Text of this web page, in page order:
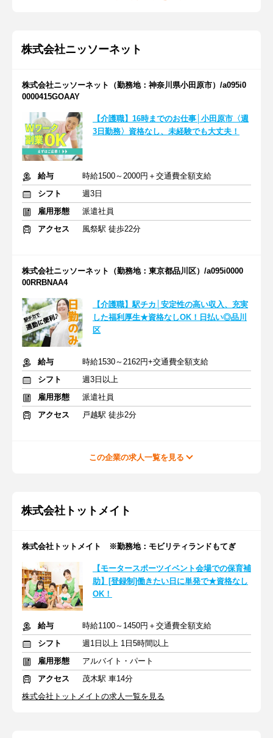
株式会社ニッソーネット
株式会社ニッソーネット（勤務地：神奈川県小田原市）/a095i0
0000415GOAAY
【介護職】16時までのお仕事│小田原市〈週
3日勤務〉資格なし、未経験でも大丈夫！
給与
時給1500～2000円＋交通費全額支給
シフト
週3日
雇用形態
派遣社員
アクセス
風祭駅 徒歩22分
株式会社ニッソーネット（勤務地：東京都品川区）/a095i0000
00RRBNAA4
【介護職】駅チカ│安定性の高い収入、充実
した福利厚生★資格なしOK！日払い◎品川
区
給与
時給1530～2162円+交通費全額支給
シフト
週3日以上
雇用形態
派遣社員
アクセス
戸越駅 徒歩2分
この企業の求人一覧を見る
株式会社トットメイト
株式会社トットメイト ※勤務地：モビリティランドもてぎ
【モータースポーツイベント会場での保育補
助】[登録制]働きたい日に単発で★資格なし
OK！
給与
時給1100～1450円＋交通費全額支給
シフト
週1日以上 1日5時間以上
雇用形態
アルバイト・パート
アクセス
茂木駅 車14分
株式会社トットメイトの求人一覧を見る